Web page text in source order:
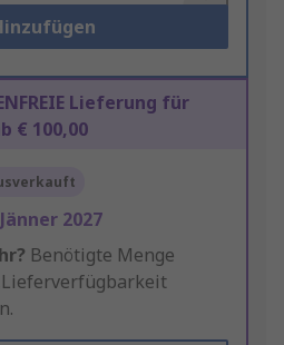
Lieferung für
€ 100,00
2027
Benötigte Menge